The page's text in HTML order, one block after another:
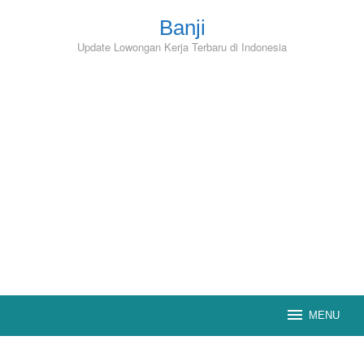
Banji
Update Lowongan Kerja Terbaru di Indonesia
MENU